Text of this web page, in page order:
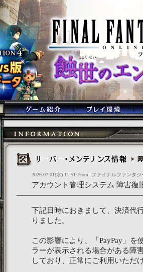
2026.07.01(水) 11:51 From: ファイナルファンタジ
アカウント管理システム 障害復
下記日時におきまして、決済代
りました。
この影響により、「PayPay」
ラーが表示される場合がある障
しており、正常にご利用いただ